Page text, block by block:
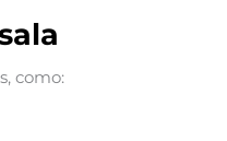
como: